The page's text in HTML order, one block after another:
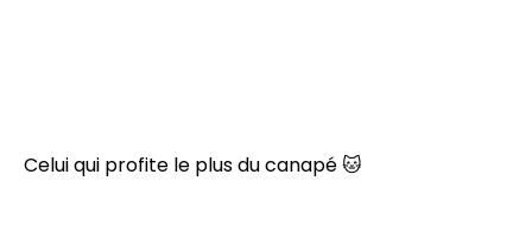
Celui qui profite le plus du canapé 🐱